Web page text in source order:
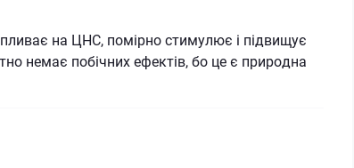
на ЦНС, помірно стимулює і підвищує
немає побічних ефектів, бо це є природна